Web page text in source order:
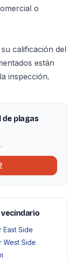
o
calificación del
están
inspección.
de plagas
Side
West Side